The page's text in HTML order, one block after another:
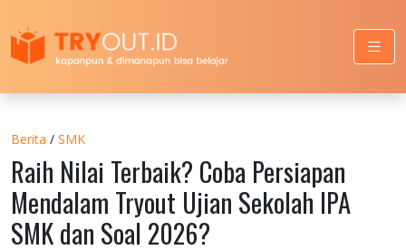
Berita / SMK
Raih Nilai Terbaik? Coba Persiapan
Mendalam Tryout Ujian Sekolah IPA
SMK dan Soal 2026?